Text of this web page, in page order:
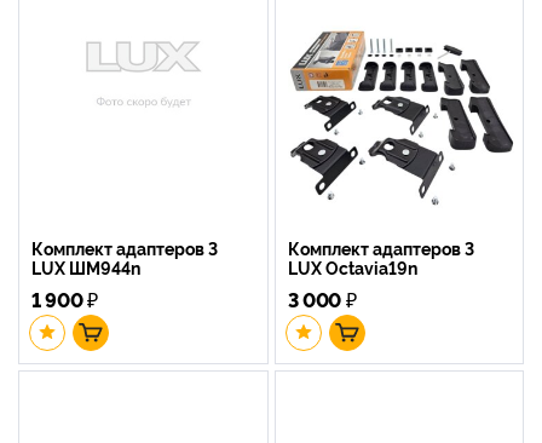
Комплект адаптеров 3
LUX ШМ944n
1 900₽
Комплект адаптеров 3
LUX Octavia19n
3 000₽